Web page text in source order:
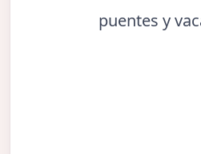
puentes y